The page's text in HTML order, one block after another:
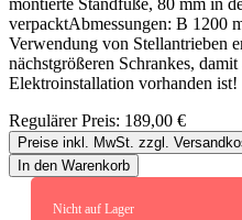
verpacktAbmessungen: B 1200
Verwendung von Stellantrieben
nächstgrößeren Schrankes,
Elektroinstallation vorhanden ist!
Regulärer Preis: 189,00 €
Preise inkl. MwSt. zzgl.
In den Warenkorb
Nicht auf Lager